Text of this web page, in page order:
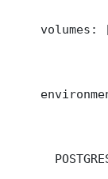
volumes: